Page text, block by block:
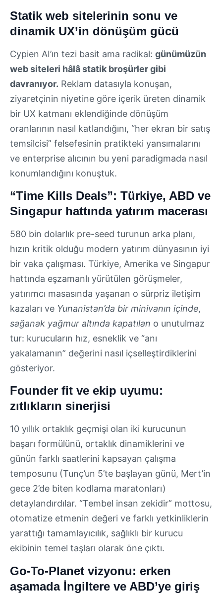
Statik web sitelerinin sonu ve
dinamik UX’in dönüşüm gücü
Cypien AI’ın tezi basit ama radikal: günümüzün
web siteleri hâlâ statik broşürler gibi
davranıyor. Reklam datasıyla konuşan,
ziyaretçinin niyetine göre içerik üreten dinamik
bir UX katmanı eklendiğinde dönüşüm
oranlarının nasıl katlandığını, “her ekran bir satış
temsilcisi” felsefesinin pratikteki yansımalarını
ve enterprise alıcının bu yeni paradigmada nasıl
konumlandığını konuştuk.
“Time Kills Deals”: Türkiye, ABD ve
Singapur hattında yatırım macerası
580 bin dolarlık pre-seed turunun arka planı,
hızın kritik olduğu modern yatırım dünyasının iyi
bir vaka çalışması. Türkiye, Amerika ve Singapur
hattında eşzamanlı yürütülen görüşmeler,
yatırımcı masasında yaşanan o sürpriz iletişim
kazaları ve Yunanistan’da bir minivanın içinde,
sağanak yağmur altında kapatılan o unutulmaz
tur: kurucuların hız, esneklik ve “anı
yakalamanın” değerini nasıl içselleştirdiklerini
gösteriyor.
Founder fit ve ekip uyumu:
zıtlıkların sinerjisi
10 yıllık ortaklık geçmişi olan iki kurucunun
başarı formülünü, ortaklık dinamiklerini ve
günün farklı saatlerini kapsayan çalışma
temposunu (Tunç’un 5’te başlayan günü, Mert’in
gece 2’de biten kodlama maratonları)
detaylandırdılar. “Tembel insan zekidir” mottosu,
otomatize etmenin değeri ve farklı yetkinliklerin
yarattığı tamamlayıcılık, sağlıklı bir kurucu
ekibinin temel taşları olarak öne çıktı.
Go-To-Planet vizyonu: erken
aşamada İngiltere ve ABD’ye giriş